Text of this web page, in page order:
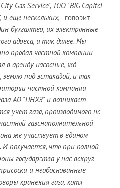
Gas Service", ТОО "BIG Capital
и еще нескольких, - говорит
бухгалтер, их электронные
адреса, и так далее. Мы
продал частной компании
в аренду насосные, жд
землю под эстакадой, и так
частной компании
АО "ПНХЗ" и возникает
учет газа, производимого на
газонаполнительной
же участвует в едином
И получается, что при полной
государства у нас вокруг
и необоснованные
хранения газа, хотя